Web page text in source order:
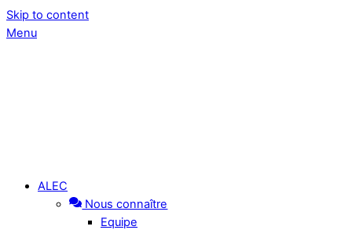
Skip to content
Menu
ALEC
Nous connaître
Equipe